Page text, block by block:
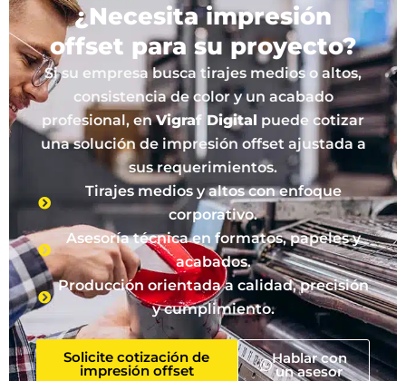
¿Necesita impresión
offset para su proyecto?
Si su empresa busca tirajes medios o altos,
consistencia de color y un acabado
profesional, enVigraf Digital puede cotizar
una solución de impresión offset ajustada a
sus requerimientos.
Tirajes medios y altos con enfoque
corporativo.
Asesoría técnica en formatos, papeles y
acabados.
Producción orientada a calidad, precisión
y cumplimiento.
Solicite cotización de
impresión offset
Hablar con
un asesor